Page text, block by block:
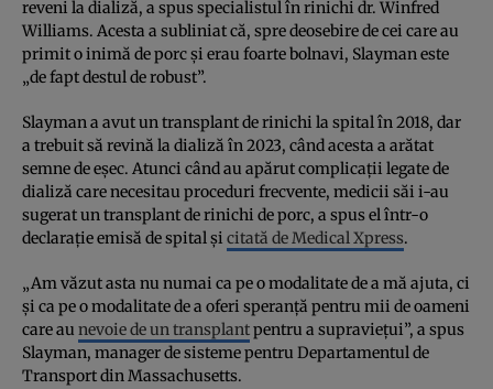
reveni la dializă, a spus specialistul în rinichi dr. Winfred
Williams. Acesta a subliniat că, spre deosebire de cei care au
primit o inimă de porc și erau foarte bolnavi, Slayman este
„de fapt destul de robust”.
Slayman a avut un transplant de rinichi la spital în 2018, dar
a trebuit să revină la dializă în 2023, când acesta a arătat
semne de eșec. Atunci când au apărut complicații legate de
dializă care necesitau proceduri frecvente, medicii săi i-au
sugerat un transplant de rinichi de porc, a spus el într-o
declarație emisă de spital și citată de Medical Xpress.
„Am văzut asta nu numai ca pe o modalitate de a mă ajuta, ci
și ca pe o modalitate de a oferi speranță pentru mii de oameni
care au nevoie de un transplantpentru a supraviețui”, a spus
Slayman, manager de sisteme pentru Departamentul de
Transport din Massachusetts.